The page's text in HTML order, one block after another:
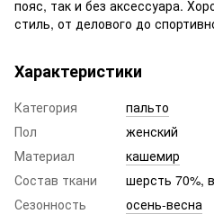
пояс, так и без аксессуара.
стиль, от делового до
Характеристики
Категория
пальто
Пол
женский
Материал
кашемир
Состав ткани
шерсть 70%,
Сезонность
осень-весна